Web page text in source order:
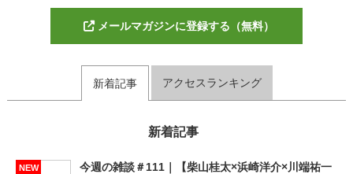
メールマガジンに登録する（無料）
新着記事 アクセスランキング
新着記事
NEW
今週の雑談＃111｜【柴山桂太×浜崎洋介×川端祐一